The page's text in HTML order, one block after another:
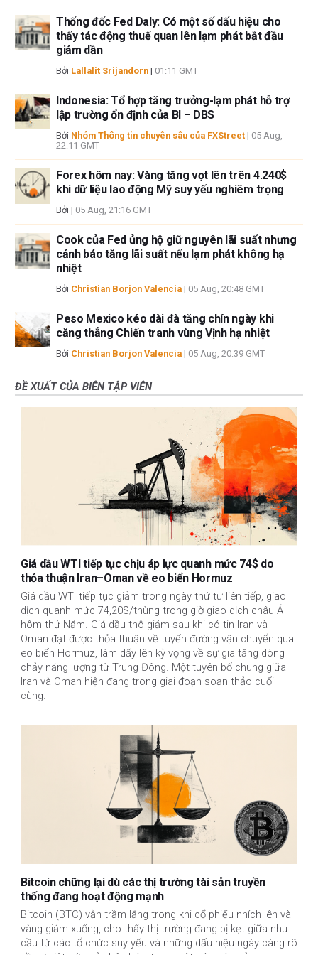
Thống đốc Fed Daly: Có một số dấu hiệu cho
thấy tác động thuế quan lên lạm phát bắt đầu
giảm dần
Bởi Lallalit Srijandorn | 01:11 GMT
Indonesia: Tổ hợp tăng trưởng-lạm phát hỗ trợ
lập trường ổn định của BI – DBS
Bởi Nhóm Thông tin chuyên sâu của FXStreet | 05 Aug,
22:11 GMT
Forex hôm nay: Vàng tăng vọt lên trên 4.240$
khi dữ liệu lao động Mỹ suy yếu nghiêm trọng
Bởi | 05 Aug, 21:16 GMT
Cook của Fed ủng hộ giữ nguyên lãi suất nhưng
cảnh báo tăng lãi suất nếu lạm phát không hạ
nhiệt
Bởi Christian Borjon Valencia | 05 Aug, 20:48 GMT
Peso Mexico kéo dài đà tăng chín ngày khi
căng thẳng Chiến tranh vùng Vịnh hạ nhiệt
Bởi Christian Borjon Valencia | 05 Aug, 20:39 GMT
ĐỀ XUẤT CỦA BIÊN TẬP VIÊN
Giá dầu WTI tiếp tục chịu áp lực quanh mức 74$ do
thỏa thuận Iran–Oman về eo biển Hormuz
Giá dầu WTI tiếp tục giảm trong ngày thứ tư liên tiếp, giao
dịch quanh mức 74,20$/thùng trong giờ giao dịch châu Á
hôm thứ Năm. Giá dầu thô giảm sau khi có tin Iran và
Oman đạt được thỏa thuận về tuyến đường vận chuyển qua
eo biển Hormuz, làm dấy lên kỳ vọng về sự gia tăng dòng
chảy năng lượng từ Trung Đông. Một tuyên bố chung giữa
Iran và Oman hiện đang trong giai đoạn soạn thảo cuối
cùng.
Bitcoin chững lại dù các thị trường tài sản truyền
thống đang hoạt động mạnh
Bitcoin (BTC) vẫn trầm lắng trong khi cổ phiếu nhích lên và
vàng giảm xuống, cho thấy thị trường đang bị kẹt giữa nhu
cầu từ các tổ chức suy yếu và những dấu hiệu ngày càng rõ